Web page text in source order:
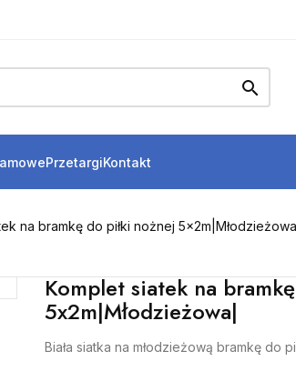

PrzetargiKontakt
na bramkę do piłki nożnej 5x2m|Młodzieżowa|
Komplet siatek na
5x2m|Młodzieżowa|
Biała siatka na młodzieżową bramkę do